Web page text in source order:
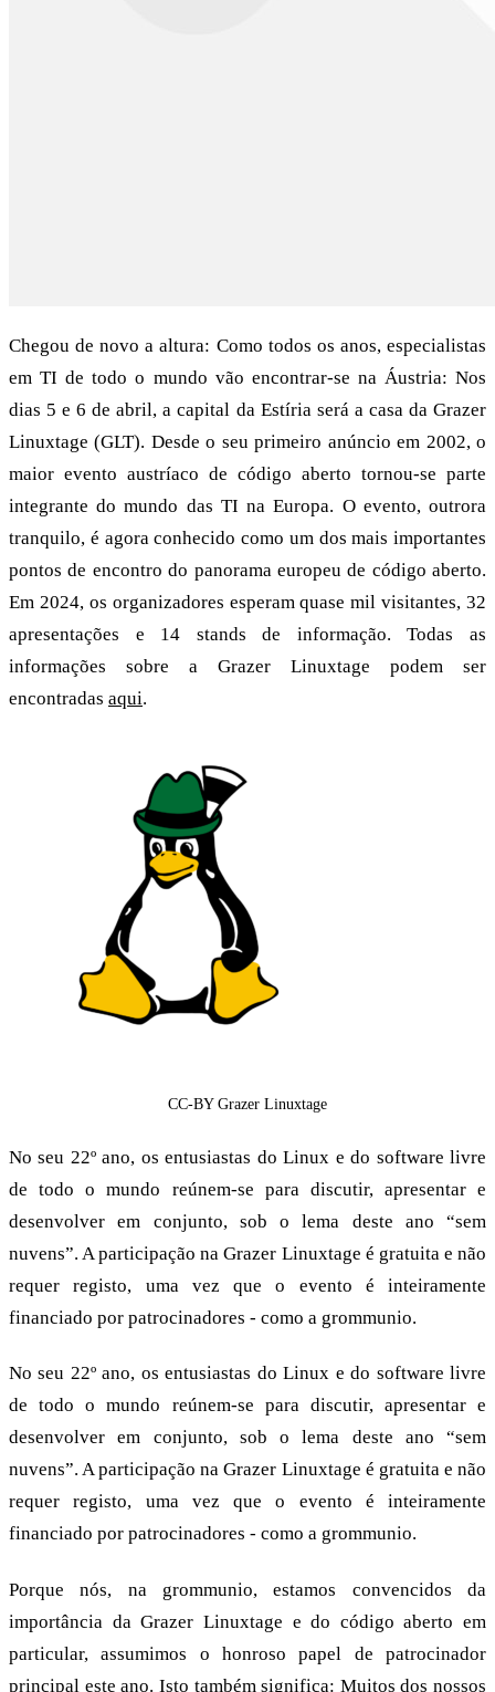
Chegou de novo a altura: Como todos os anos, especialistas
em TI de todo o mundo vão encontrar-se na Áustria: Nos
dias 5 e 6 de abril, a capital da Estíria será a casa da Grazer
Linuxtage (GLT). Desde o seu primeiro anúncio em 2002, o
maior evento austríaco de código aberto tornou-se parte
integrante do mundo das TI na Europa. O evento, outrora
tranquilo, é agora conhecido como um dos mais importantes
pontos de encontro do panorama europeu de código aberto.
Em 2024, os organizadores esperam quase mil visitantes, 32
apresentações e 14 stands de informação. Todas as
informações sobre a Grazer Linuxtage podem ser
encontradas aqui.
CC-BY Grazer Linuxtage
No seu 22º ano, os entusiastas do Linux e do software livre
de todo o mundo reúnem-se para discutir, apresentar e
desenvolver em conjunto, sob o lema deste ano “sem
nuvens”. A participação na Grazer Linuxtage é gratuita e não
requer registo, uma vez que o evento é inteiramente
financiado por patrocinadores - como a grommunio.
No seu 22º ano, os entusiastas do Linux e do software livre
de todo o mundo reúnem-se para discutir, apresentar e
desenvolver em conjunto, sob o lema deste ano “sem
nuvens”. A participação na Grazer Linuxtage é gratuita e não
requer registo, uma vez que o evento é inteiramente
financiado por patrocinadores - como a grommunio.
Porque nós, na grommunio, estamos convencidos da
importância da Grazer Linuxtage e do código aberto em
particular, assumimos o honroso papel de patrocinador
principal este ano. Isto também significa: Muitos dos nossos